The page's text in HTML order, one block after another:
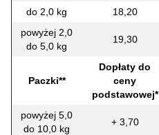
do 2,0 kg
18,20
powyżej 2,0
do 5,0 kg
19,30
Paczki**
Dopłaty do
ceny
podstawowej*
powyżej 5,0
do 10,0 kg
+ 3,70